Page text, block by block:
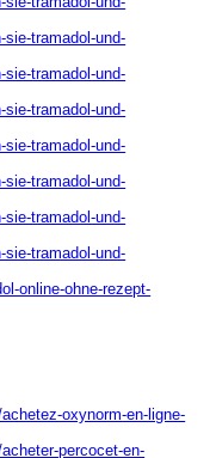
tramadol-und-
tramadol-und-
tramadol-und-
tramadol-und-
tramadol-und-
tramadol-und-
tramadol-und-
online-ohne-rezept-
oxynorm-en-ligne-
percocet-en-